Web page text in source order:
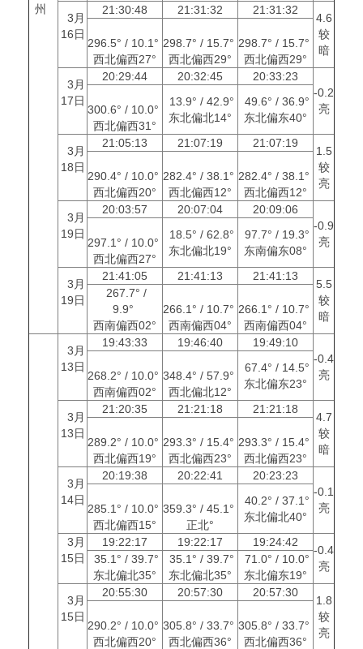
州
3月
16日
21:30:48 21:31:32 21:31:32
4.6
较
暗
296.5° / 10.1°
西北偏西27°
298.7° / 15.7°
西北偏西29°
298.7° / 15.7°
西北偏西29°
3月
17日
20:29:44 20:32:45
20:33:23
-0.2
亮
300.6° / 10.0°
西北偏西31°
13.9° / 42.9°
东北偏北14°
49.6° / 36.9°
东北偏东40°
3月
18日
21:05:13 21:07:19 21:07:19
1.5
较
亮
290.4° / 10.0°
西北偏西20°
282.4° / 38.1°
西北偏西12°
282.4° / 38.1°
西北偏西12°
3月
19日
20:03:57 20:07:04
20:09:06
-0.9
亮
297.1° / 10.0°
西北偏西27°
18.5° / 62.8°
东北偏北19°
97.7° / 19.3°
东南偏东08°
3月
19日
21:41:05 21:41:13 21:41:13
5.5
较
暗
267.7° /
9.9°
西南偏西02°
266.1° / 10.7°
西南偏西04°
266.1° / 10.7°
西南偏西04°
3月
13日
19:43:33 19:46:40
19:49:10
-0.4
亮
268.2° / 10.0°
西南偏西02°
348.4° / 57.9°
西北偏北12°
67.4° / 14.5°
东北偏东23°
3月
13日
21:20:35 21:21:18 21:21:18
4.7
较
暗
289.2° / 10.0°
西北偏西19°
293.3° / 15.4°
西北偏西23°
293.3° / 15.4°
西北偏西23°
3月
14日
20:19:38 20:22:41
20:23:23
-0.1
亮
285.1° / 10.0°
西北偏西15°
359.3° / 45.1°
正北°
40.2° / 37.1°
东北偏北40°
3月
15日
19:22:17 19:22:17 19:24:42
-0.4
亮
35.1° / 39.7°
东北偏北35°
35.1° / 39.7°
东北偏北35°
71.0° / 10.0°
东北偏东19°
3月
15日
20:55:30 20:57:30 20:57:30
1.8
较
亮
290.2° / 10.0°
西北偏西20°
305.8° / 33.7°
西北偏西36°
305.8° / 33.7°
西北偏西36°